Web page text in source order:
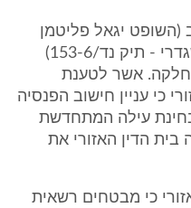
(השופט יגאל פליטמן
ונציגי ציבור מר מונוביץ ומר שגדרי - תיק נד/153-6)
אשר לטענת
כי עניין חישוב הפנסיה
עילה המתחדשת
בית הדין האזורי את
כי מבטחים רשאית